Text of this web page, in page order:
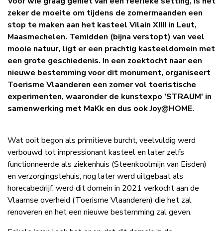
Voor wie graag geniet van een feërieke setting, is het
zeker de moeite om tijdens de zomermaanden een
stop te maken aan het kasteel Vilain XIIII in Leut,
Maasmechelen. Temidden (bijna verstopt) van veel
mooie natuur, ligt er een prachtig kasteeldomein met
een grote geschiedenis. In een zoektocht naar een
nieuwe bestemming voor dit monument, organiseert
Toerisme Vlaanderen een zomer vol toeristische
experimenten, waaronder de kunstexpo 'STRAUM' in
samenwerking met MaKk en dus ook Joy@HOME.
Wat ooit begon als primitieve burcht, veelvuldig werd
verbouwd tot impressionant kasteel en later zelfs
functionneerde als ziekenhuis (Steenkoolmijn van Eisden)
en verzorgingstehuis, nog later werd uitgebaat als
horecabedrijf, werd dit domein in 2021 verkocht aan de
Vlaamse overheid (Toerisme Vlaanderen) die het zal
renoveren en het een nieuwe bestemming zal geven.